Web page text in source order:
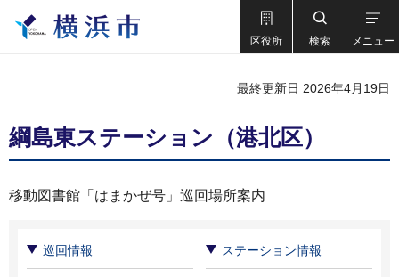
区役所 検索 メニュー
最終更新日 2026年4月19日
綱島東ステーション（港北区）
移動図書館「はまかぜ号」巡回場所案内
巡回情報 ステーション情報